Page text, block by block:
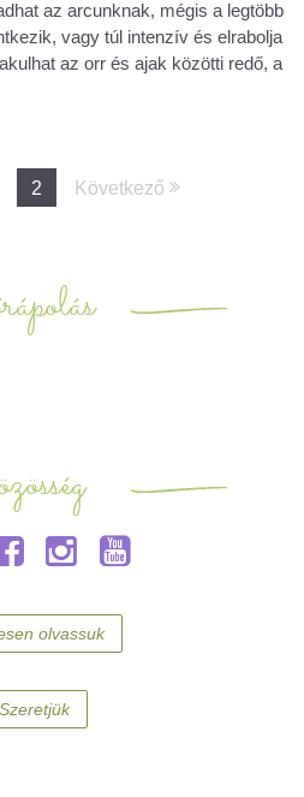
az arcunknak, mégis a legtöbb
vagy túl intenzív és elrabolja
az orr és ajak közötti redő, a
2 Következő
olvassuk
Szeretjük